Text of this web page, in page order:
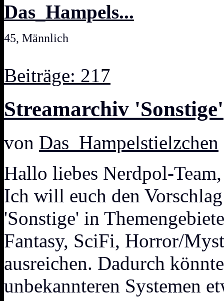
Das_Hampels...
45, Männlich
Beiträge: 217
Streamarchiv 'Sonstige'
von Das_Hampelstielzchen
Hallo liebes Nerdpol-Team,
Ich will euch den
'Sonstige' in
Fantasy, SciFi, Horror/
ausreichen. Dadurch
unbekannteren Systemen